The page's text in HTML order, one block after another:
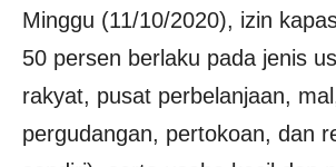
Minggu (11/10/2020), izin
50 persen berlaku pada jenis
rakyat, pusat perbelanjaan,
pergudangan, pertokoan, dan